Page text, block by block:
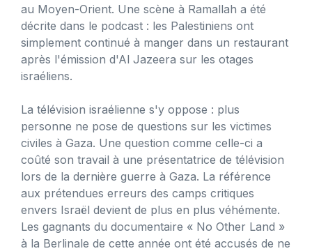
au Moyen-Orient. Une scène à Ramallah a été
décrite dans le podcast : les Palestiniens ont
simplement continué à manger dans un restaurant
après l'émission d'Al Jazeera sur les otages
israéliens.
La télévision israélienne s'y oppose : plus
personne ne pose de questions sur les victimes
civiles à Gaza. Une question comme celle-ci a
coûté son travail à une présentatrice de télévision
lors de la dernière guerre à Gaza. La référence
aux prétendues erreurs des camps critiques
envers Israël devient de plus en plus véhémente.
Les gagnants du documentaire « No Other Land »
à la Berlinale de cette année ont été accusés de ne